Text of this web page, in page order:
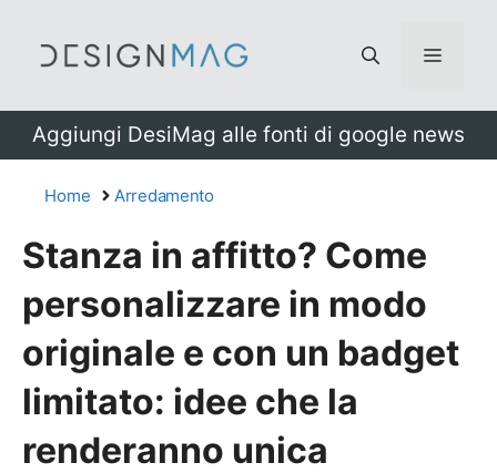
Menu
Aggiungi DesiMag alle fonti di google news
Home Arredamento
Stanza in affitto? Come
personalizzare in modo
originale e con un badget
limitato: idee che la
renderanno unica